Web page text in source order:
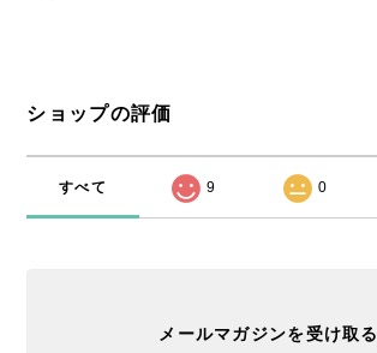
ショップの評価
すべて 9 0
メールマガジンを受け取る